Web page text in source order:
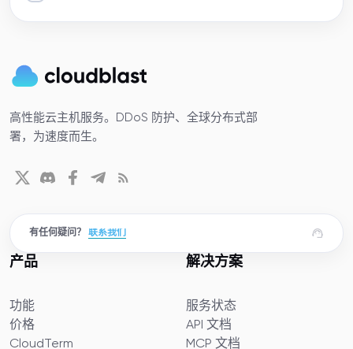
高性能云主机服务。DDoS 防护、全球分布式部
署，为速度而生。
有任何疑问？ 联系我们
产品
功能
价格
CloudTerm
解决方案
服务状态
API 文档
MCP 文档